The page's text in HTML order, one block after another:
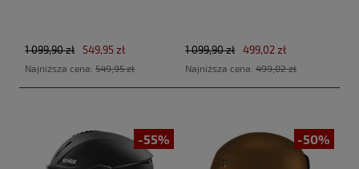
549,95 zł
1 099,90 zł
Najniższa cena:549,95 zł
499,02 zł
1 099,90 zł
Najniższa cena:499,02 zł
-55% -50%